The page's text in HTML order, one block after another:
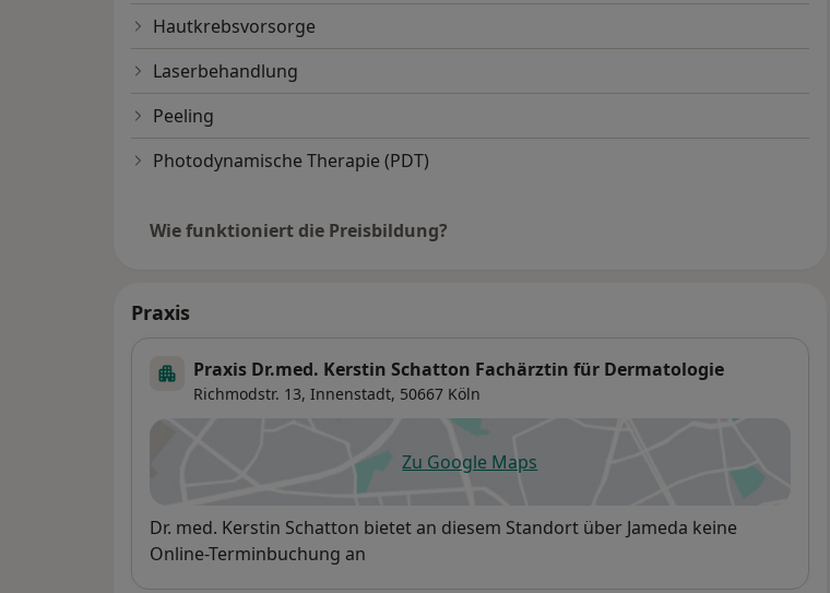
Hautkrebsvorsorge
Laserbehandlung
Peeling
Photodynamische Therapie (PDT)
Wie funktioniert die Preisbildung?
Praxis
Praxis Dr.med. Kerstin Schatton Fachärztin für Dermatologie
Richmodstr. 13, Innenstadt, 50667 Köln
Zu Google Mapsöffnet in einer neuen Registerkarte
Verfügbarkeit
Dr. med. Kerstin Schatton bietet an diesem Standort über Jameda keine
Online-Terminbuchung an